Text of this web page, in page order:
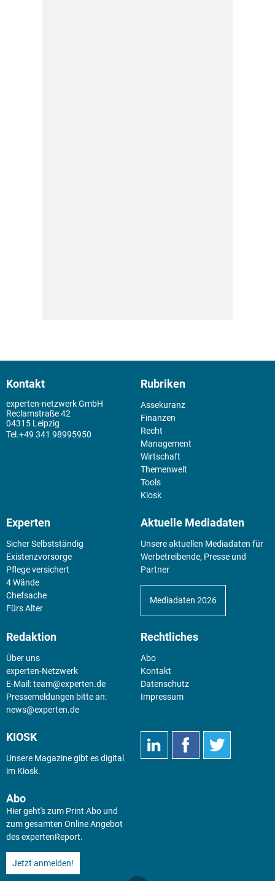
Kontakt
experten-netzwerk GmbH
Reclamstraße 42
04315 Leipzig
+49 341 98995950
Rubriken
Assekuranz
Finanzen
Recht
Management
Wirtschaft
Themenwelt
Tools
Kiosk
Experten
Sicher Selbstständig
Existenz­vorsorge
Pflege versichert
4 Wände
Chefsache
Fürs Alter
Aktuelle Mediadaten
Unsere aktuellen Mediadaten für
Werbetreibende, Presse und
Partner
Mediadaten 2026
Redaktion
Über uns
experten-Netzwerk
E-Mail:team@experten.de
Pressemeldungen bitte an:
news@experten.de
Rechtliches
Abo
Kontakt
Datenschutz
Impressum
KIOSK
Unsere Magazine gibt es digital
im Kiosk.
Abo
Hier geht's zum Print Abo und
zum gesamten Online Angebot
des expertenReport.
Jetzt anmelden!